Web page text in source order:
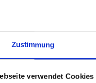
Zustimmung
verwendet Cookies
Ansatz aus: